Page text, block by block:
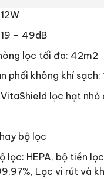
– 49dB
lọc tối đa: 42m2
phối không khí sạch:
lọc hạt
bộ lọc
lọc: HEPA, bộ tiền
Lọc vi rút và